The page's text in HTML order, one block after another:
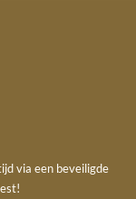
via een beveiligde